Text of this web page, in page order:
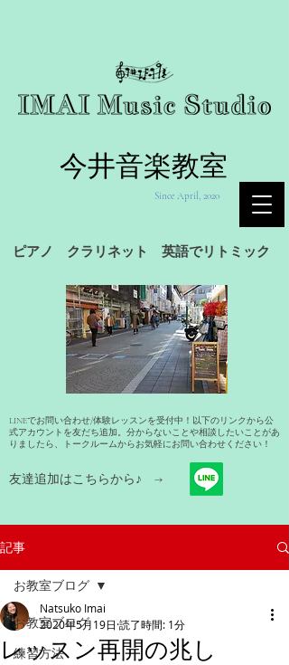
Since April, 2020
ピアノ クラリネット 英語でリトミック
今井音楽教室
LINEでお問い合わせ/体験レッスンを受付中！以下のリンクから公
式アカウントを友だち追加。分からないことや相談したいことがあ
りましたら、トークルームからお気軽にお問い合わせください！
友達追加はこちらから​♪ →
記事
お教室ブログ
練習方法
お教室ブログ
レッスン再開の兆し
Natsuko Imai
2020年5月19日 読了時間: 1分